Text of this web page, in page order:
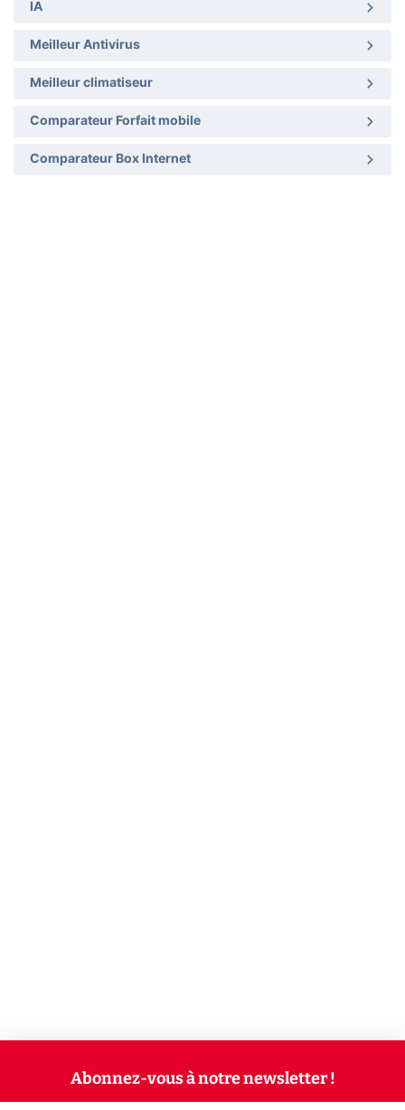
IA
Meilleur Antivirus
Meilleur climatiseur
Comparateur Forfait mobile
Comparateur Box Internet
Abonnez-vous à notre newsletter !